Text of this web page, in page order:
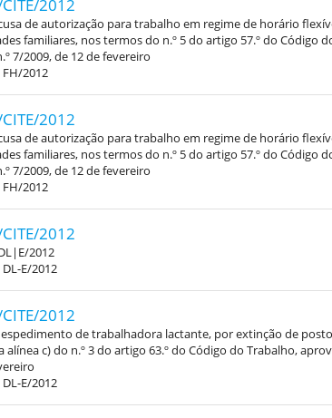
2012
de autorização para trabalho em regime de horário
familiares, nos termos do n.º 5 do artigo 57.º do Código
7/2009, de 12 de fevereiro
FH/2012
2012
de autorização para trabalho em regime de horário
familiares, nos termos do n.º 5 do artigo 57.º do Código
7/2009, de 12 de fevereiro
FH/2012
2012
2012
DL-E/2012
2012
de trabalhadora lactante, por extinção de
alínea c) do n.º 3 do artigo 63.º do Código do Trabalho,
DL-E/2012